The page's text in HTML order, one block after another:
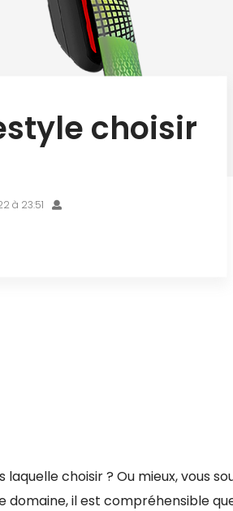
choisir
à 23:51
laquelle choisir ? Ou mieux, vous
domaine, il est compréhensible